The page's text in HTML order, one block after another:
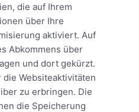
die auf Ihrem
über Ihre
aktiviert. Auf
Abkommens über
und dort gekürzt.
Websiteaktivitäten
zu erbringen. Die
die Speicherung